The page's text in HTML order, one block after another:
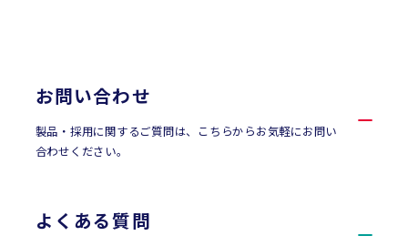
お問い合わせ
製品・採用に関するご質問は、こちらからお気軽にお問い
合わせください。
よくある質問